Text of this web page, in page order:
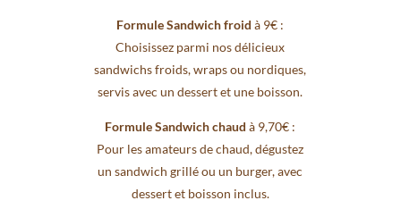
Formule Sandwich froid à 9€ :
Choisissez parmi nos délicieux
sandwichs froids, wraps ou nordiques,
servis avec un dessert et une boisson.
Formule Sandwich chaud à 9,70€ :
Pour les amateurs de chaud, dégustez
un sandwich grillé ou un burger, avec
dessert et boisson inclus.